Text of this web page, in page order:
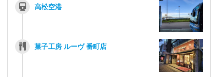
高松空港
菓子工房 ルーヴ 番町店